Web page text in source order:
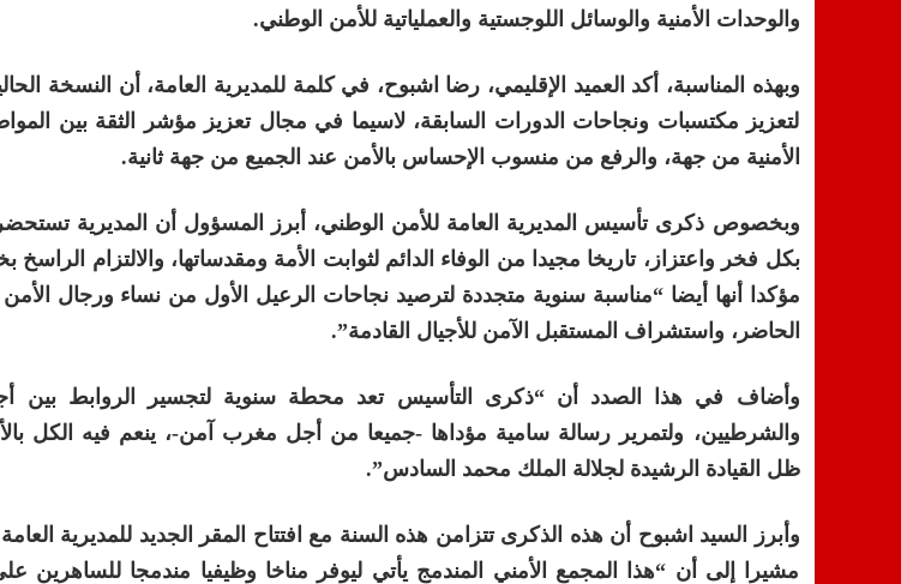
والوحدات الأمنية والوسائل اللوجستية والعملياتية للأمن الوطني.
وبهذه المناسبة، أكد العميد الإقليمي، رضا اشبوح، في كلمة للمديرية العامة، أن النسخة
لتعزيز مكتسبات ونجاحات الدورات السابقة، لاسيما في مجال تعزيز مؤشر الثقة بين
الأمنية من جهة، والرفع من منسوب الإحساس بالأمن عند الجميع من جهة ثانية.
وبخصوص ذكرى تأسيس المديرية العامة للأمن الوطني، أبرز المسؤول أن المديرية
بكل فخر واعتزاز، تاريخا مجيدا من الوفاء الدائم لثوابت الأمة ومقدساتها، والالتزام
مؤكدا أنها أيضا “مناسبة سنوية متجددة لترصيد نجاحات الرعيل الأول من نساء ورجال
الحاضر، واستشراف المستقبل الآمن للأجيال القادمة”.
وأضاف في هذا الصدد أن “ذكرى التأسيس تعد محطة سنوية لتجسير الروابط بين
والشرطيين، ولتمرير رسالة سامية مؤداها -جميعا من أجل مغرب آمن-، ينعم فيه الكل
ظل القيادة الرشيدة لجلالة الملك محمد السادس”.
وأبرز السيد اشبوح أن هذه الذكرى تتزامن هذه السنة مع افتتاح المقر الجديد للمديرية
مشيرا إلى أن “هذا المجمع الأمني المندمج يأتي ليوفر مناخا وظيفيا مندمجا للساهرين